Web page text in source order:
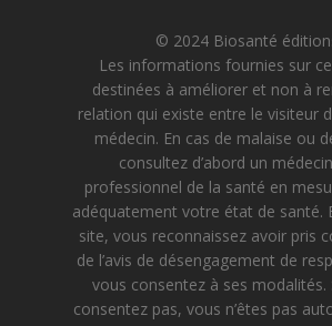
© 2024 Biosanté
Les informations fournies sur
destinées à améliorer et non à
relation qui existe entre le visiteur
médecin. En cas de malaise ou
consultez d’abord un
professionnel de la santé en
adéquatement votre état de santé.
site, vous reconnaissez avoir pris
de l’avis de désengagement de
vous consentez à ses modalités.
consentez pas, vous n’êtes pas